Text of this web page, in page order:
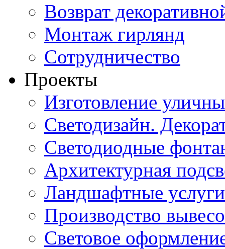
Возврат
Монтаж гирлянд
Сотрудничество
Проекты
Изготовление
Светодизайн.
Светодиодные
Архитектурная
Ландшафтные
Производство
Световое